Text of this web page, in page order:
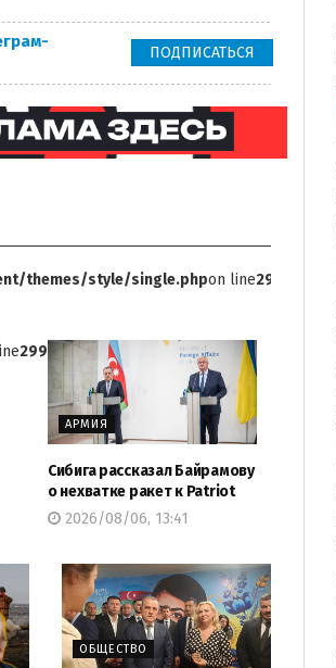
ПОДПИСАТЬСЯ
themes/style/single.phpon line299
299
АРМИЯ
Сибига рассказал Байрамову
о нехватке ракет к Patriot
2026/08/06, 13:41
ОБЩЕСТВО